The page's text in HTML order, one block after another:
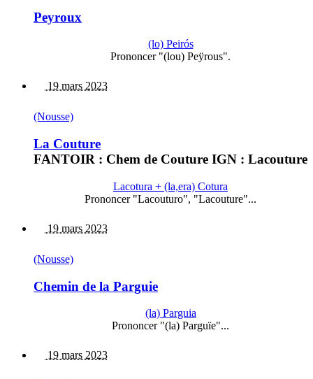
Peyroux
(lo) Peirós
Prononcer "(lou) Peÿrous".
19 mars 2023
(Nousse)
La Couture
FANTOIR : Chem de Couture IGN : Lacouture
Lacotura + (la,era) Cotura
Prononcer "Lacouturo", "Lacouture"...
19 mars 2023
(Nousse)
Chemin de la Parguie
(la) Parguia
Prononcer "(la) Parguïe"...
19 mars 2023